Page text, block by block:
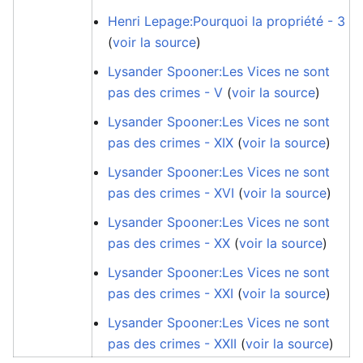
Henri Lepage:Pourquoi la propriété - 3
(voir la source)
Lysander Spooner:Les Vices ne sont
pas des crimes - V (voir la source)
Lysander Spooner:Les Vices ne sont
pas des crimes - XIX (voir la source)
Lysander Spooner:Les Vices ne sont
pas des crimes - XVI (voir la source)
Lysander Spooner:Les Vices ne sont
pas des crimes - XX (voir la source)
Lysander Spooner:Les Vices ne sont
pas des crimes - XXI (voir la source)
Lysander Spooner:Les Vices ne sont
pas des crimes - XXII (voir la source)